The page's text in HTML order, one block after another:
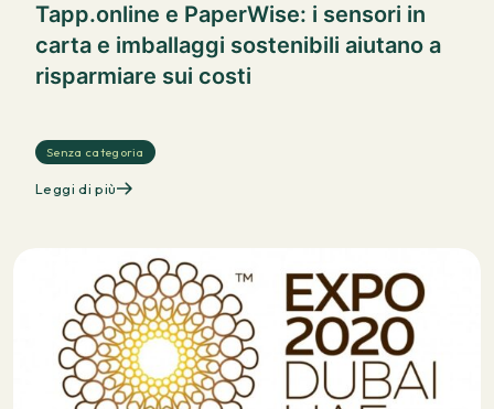
Tapp.online e PaperWise: i sensori in
carta e imballaggi sostenibili aiutano a
risparmiare sui costi
Senza categoria
Leggi di più